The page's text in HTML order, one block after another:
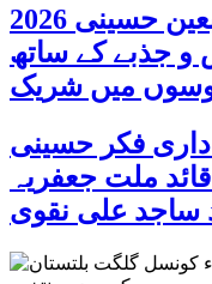
پاکستان بھر میں اربعین حسینی 2026
و جذبے کے ساتھ
جلوسوں میں شریک
2026: عزاداری فکر حسینی
ملت جعفریہ
ساجد علی نقوی